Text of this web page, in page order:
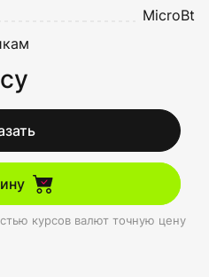
MicroBt
курсов валют точную цену